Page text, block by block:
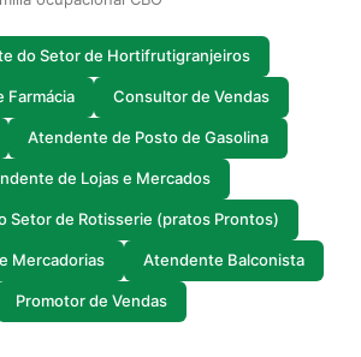
do Setor de Hortifrutigranjeiros
Farmácia Consultor de Vendas
Atendente de Posto de Gasolina
de Lojas e Mercados
Setor de Rotisserie (pratos Prontos)
Mercadorias Atendente Balconista
Promotor de Vendas